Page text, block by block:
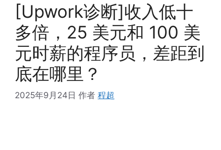
[Upwork诊断]收入低十
多倍，25 美元和 100 美
元时薪的程序员，差距到
底在哪里？
2025年9月24日 作者 程超